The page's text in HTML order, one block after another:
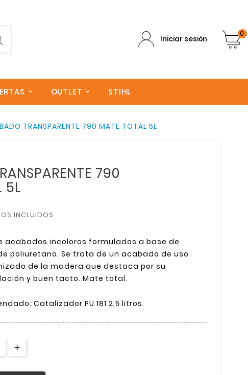
Iniciar sesión
0
OUTLET STIHL
TRANSPARENTE 790 MATE TOTAL 5L
790
5L
INCLUIDOS
acabados incoloros formulados a base de
poliuretano. Se trata de un acabado de uso
de la madera que destaca por su
y buen tacto. Mate total.
Catalizador PU 181 2,5 litros.